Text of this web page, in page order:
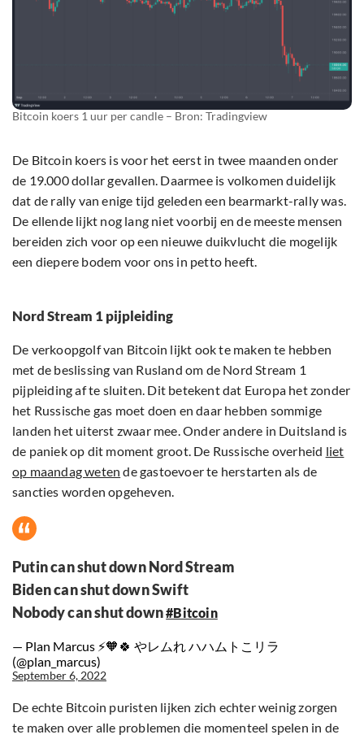
Bitcoin koers 1 uur per candle – Bron: Tradingview
De Bitcoin koers is voor het eerst in twee maanden onder
de 19.000 dollar gevallen. Daarmee is volkomen duidelijk
dat de rally van enige tijd geleden een bearmarkt-rally was.
De ellende lijkt nog lang niet voorbij en de meeste mensen
bereiden zich voor op een nieuwe duikvlucht die mogelijk
een diepere bodem voor ons in petto heeft.
Nord Stream 1 pijpleiding
De verkoopgolf van Bitcoin lijkt ook te maken te hebben
met de beslissing van Rusland om de Nord Stream 1
pijpleiding af te sluiten. Dit betekent dat Europa het zonder
het Russische gas moet doen en daar hebben sommige
landen het uiterst zwaar mee. Onder andere in Duitsland is
de paniek op dit moment groot. De Russische overheid liet
op maandag weten de gastoevoer te herstarten als de
sancties worden opgeheven.
Putin can shut down Nord Stream
Biden can shut down Swift
Nobody can shut down#Bitcoin
— Plan Marcus ⚡️🧡🍀 やレムれ ハハムトこリラ
(@plan_marcus)
September 6, 2022
De echte Bitcoin puristen lijken zich echter weinig zorgen
te maken over alle problemen die momenteel spelen in de